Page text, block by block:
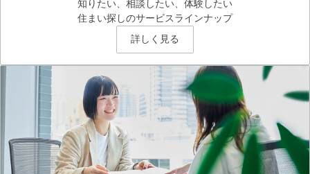
知りたい、相談したい、体験したい
住まい探しのサービスラインナップ
詳しく見る